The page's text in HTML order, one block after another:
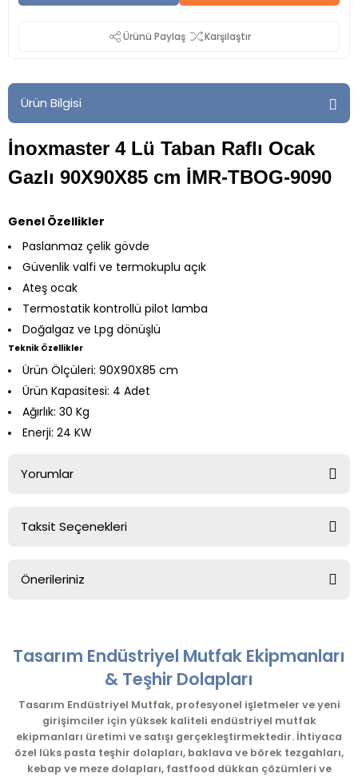
Ürünü Paylaş Karşılaştır
Ürün Bilgisi
İnoxmaster 4 Lü Taban Raflı Ocak
Gazlı 90X90X85 cm İMR-TBOG-9090
Genel Özellikler
Paslanmaz çelik gövde
Güvenlik valfi ve termokuplu açık
Ateş ocak
Termostatik kontrollü pilot lamba
Doğalgaz ve Lpg dönüşlü
Teknik Özellikler
Ürün Ölçüleri: 90X90X85 cm
Ürün Kapasitesi: 4 Adet
Ağırlık: 30 Kg
Enerji: 24 KW
Yorumlar
Taksit Seçenekleri
Önerileriniz
kullanarak tarafımıza iletebilirsiniz.
Görüş ve önerileriniz için teşekkür ederiz.
Ürün resmi kalitesiz, bozuk veya görüntülenemiyor.
Ürün açıklamasında eksik bilgiler bulunuyor.
Ürün bilgilerinde hatalar bulunuyor.
Ürün fiyatı diğer sitelerden daha pahalı.
Tasarım Endüstriyel Mutfak Ekipmanları
& Teşhir Dolapları
Tasarım Endüstriyel Mutfak, profesyonel işletmeler ve yeni
girişimciler için yüksek kaliteli endüstriyel mutfak
ekipmanları üretimi ve satışı gerçekleştirmektedir. İhtiyaca
özel lüks pasta teşhir dolapları, baklava ve börek tezgahları,
kebap ve meze dolapları, fastfood dükkan çözümleri ve